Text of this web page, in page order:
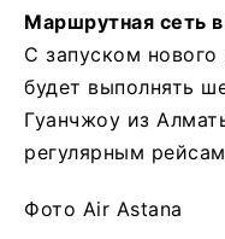
Маршрутная сеть
С запуском
будет выполнять
Гуанчжоу из
регулярным
Фото Air Astana